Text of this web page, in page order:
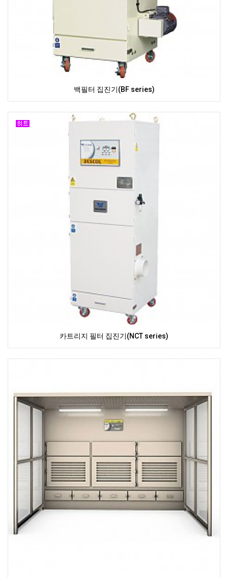
백필터 집진기(BF series)
카트리지 필터 집진기(NCT series)